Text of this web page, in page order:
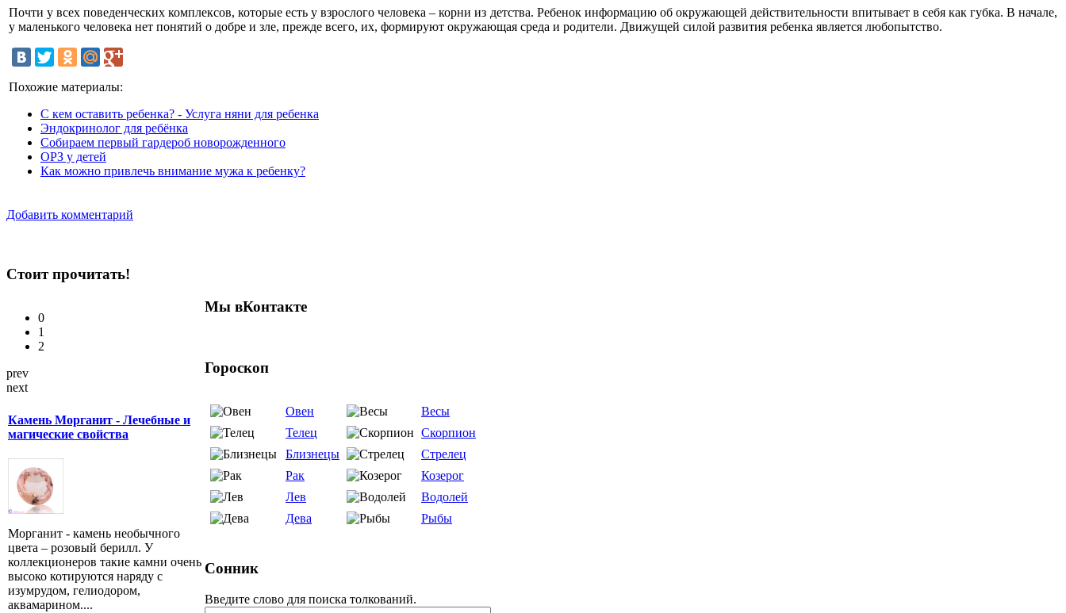
Почти у всех поведенческих комплексов, которые есть у взрослого человека – корни из детства. Ребенок информацию об окружающей действительности впитывает в себя как губка. В начале,
у маленького человека нет понятий о добре и зле, прежде всего, их, формируют окружающая среда и родители. Движущей силой развития ребенка является любопытство.
Похожие материалы:
С кем оставить ребенка? - Услуга няни для ребенка
Эндокринолог для ребёнка
Собираем первый гардероб новорожденного
ОРЗ у детей
Как можно привлечь внимание мужа к ребенку?
Добавить комментарий
Стоит прочитать!
0
1
2
prev
next
Камень Морганит - Лечебные и
магические свойства
Морганит - камень необычного
цвета – розовый берилл. У
коллекционеров такие камни очень
высоко котируются наряду с
изумрудом, гелиодором,
аквамарином....
Мы вКонтакте
Гороскоп
Овен
Весы
Телец
Скорпион
Близнецы
Стрелец
Рак
Козерог
Лев
Водолей
Дева
Рыбы
Сонник
Введите слово для поиска толкований.